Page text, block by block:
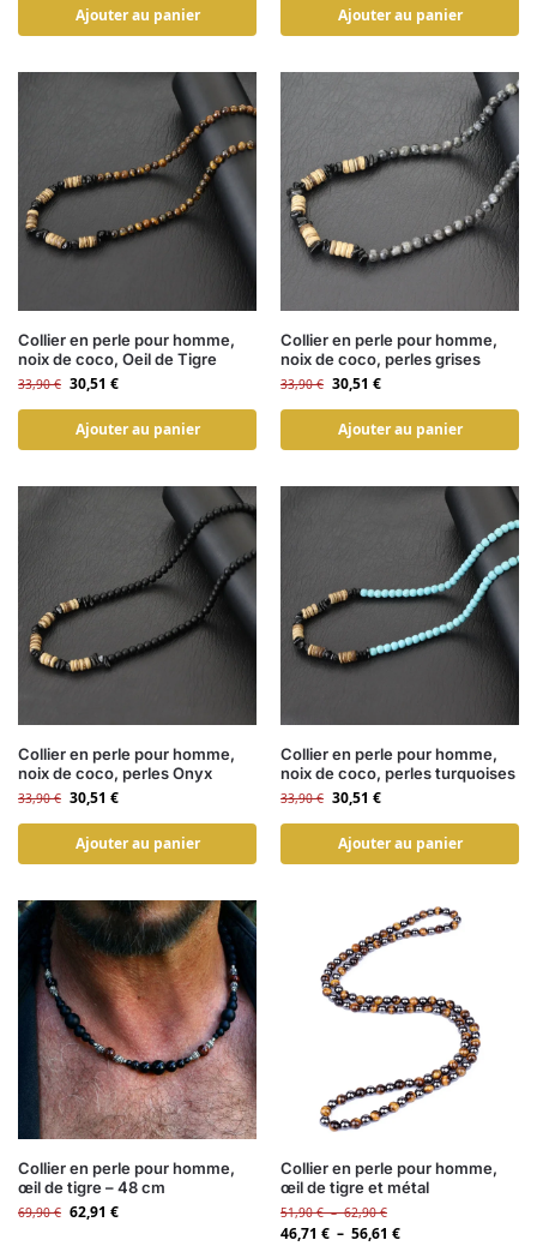
Ajouter au panier Ajouter au panier
Collier en perle pour homme,
noix de coco, Oeil de Tigre
33,90€ 30,51 €
Ajouter au panier
Collier en perle pour homme,
noix de coco, perles grises
33,90€ 30,51 €
Ajouter au panier
Collier en perle pour homme,
noix de coco, perles Onyx
33,90€ 30,51 €
Ajouter au panier
Collier en perle pour homme,
noix de coco, perles turquoises
33,90€ 30,51 €
Ajouter au panier
Collier en perle pour homme,
œil de tigre – 48 cm
69,90€ 62,91 €
Collier en perle pour homme,
œil de tigre et métal
51,90€ – 62,90€
46,71 € – 56,61 €